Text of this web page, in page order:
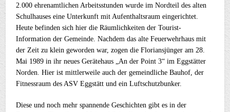
2.000 ehrenamtlichen Arbeitsstunden wurde im Nordteil des alten
Schulhauses eine Unterkunft mit Aufenthaltsraum eingerichtet.
Heute befinden sich hier die Räumlichkeiten der Tourist-
Information der Gemeinde. Nachdem das alte Feuerwehrhaus mit
der Zeit zu klein geworden war, zogen die Floriansjünger am 28.
Mai 1989 in ihr neues Gerätehaus „An der Point 3“ im Eggstätter
Norden. Hier ist mittlerweile auch der gemeindliche Bauhof, der
Fitnessraum des ASV Eggstätt und ein Luftschutzbunker.
Diese und noch mehr spannende Geschichten gibt es in der